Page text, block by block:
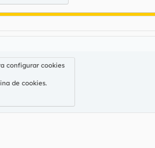
configurar cookies
de cookies.